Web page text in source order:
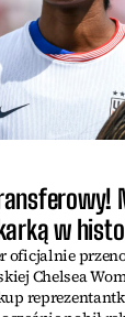
w
oficjalnie
Chelsea